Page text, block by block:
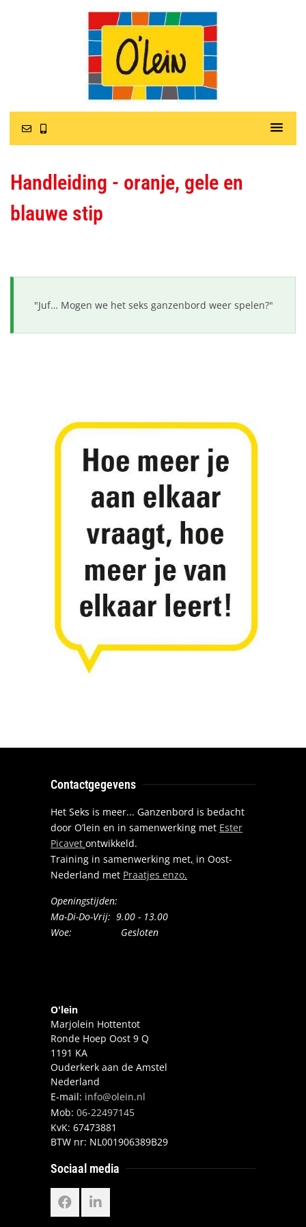
Handleiding - oranje, gele en
blauwe stip
"Juf… Mogen we het seks ganzenbord weer spelen?"
Contactgegevens
Het Seks is meer... Ganzenbord is bedacht
door O’lein en in samenwerking met Ester
Picavet ontwikkeld.
Training in samenwerking met, in Oost-
Nederland met Praatjes enzo.
Openingstijden:
Ma-Di-Do-Vrij: 9.00 - 13.00
Woe: Gesloten
O'lein
Marjolein Hottentot
Ronde Hoep Oost 9 Q
1191 KA
Ouderkerk aan de Amstel
Nederland
E-mail: info@olein.nl
Mob: 06-22497145
KvK: 67473881
BTW nr: NL001906389B29
Sociaal media